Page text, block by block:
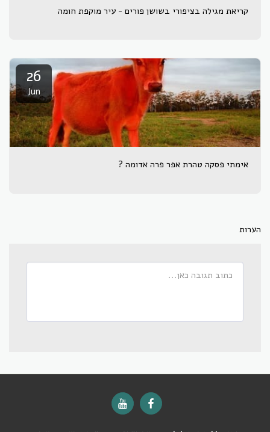
קריאת מגילה בציפורי בשושן פורים - עיר מוקפת חומה
26
Jun
אימתי פסקה טהרת אפר פרה אדומה ?
הערות